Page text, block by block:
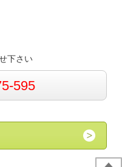
下さい
595